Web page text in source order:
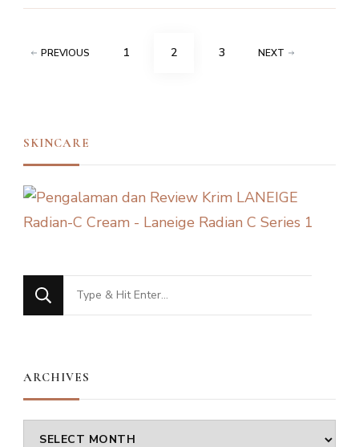
Posts
PREVIOUS PAGE
1 PAGE
2 PAGE
3 NEXT
SKINCARE
Looking
for
ARCHIVES
Archives